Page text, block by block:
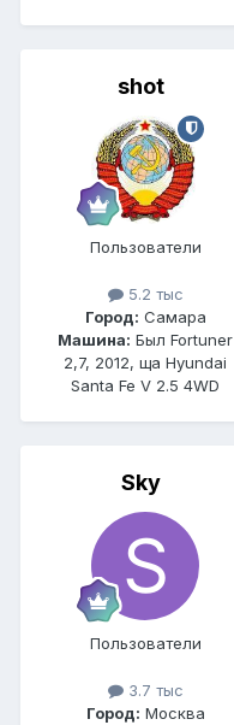
shot
Пользователи
5.2 тыс
Город: Самара
Машина: Был Fortuner
2,7, 2012, ща Hyundai
Santa Fe V 2.5 4WD
Sky
Пользователи
3.7 тыс
Город: Москва